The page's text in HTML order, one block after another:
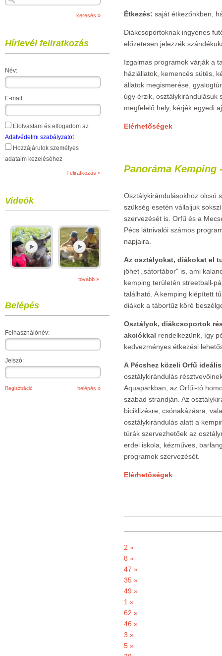
Hírlevél feliratkozás
Név:
E-mail:
Elolvastam és elfogadom az
Adatvédelmi szabályzatot
Hozzájárulok személyes
adataim kezeléséhez
Videók
tovább »
Belépés
Felhasználónév:
Jelszó:
Regisztráció
Étkezés: saját étkezőnkben,
Diákcsoportoknak ingyenes
előzetesen jelezzék
Izgalmas programok várják a
háziállatok, kemencés sütés,
állatok megismerése,
úgy érzik, osztálykirándulásuk
megfelelő hely, kérjék egyedi
Elérhetőségek
Panoráma
Osztálykirándulásokhoz olcsó
szükség esetén vállaljuk
szervezését is. Orfű és a
Pécs látnivalói számos
napjaira.
Az osztályokat, diákokat el
jöhet „sátortábor" is, ami
kemping területén streetball-
található. A kemping kiépített
diákok a tábortűz köré
Osztályok, diákcsoportok
akciókkal rendelkezünk, így
kedvezményes étkezési
A Pécshez közeli Orfű
osztálykirándulás
Aquaparkban, az Orfűi-tó
szabad strandján. Az
biciklizésre, csónakázásra,
osztálykirándulás alatt a
túrák szervezhetőek az
erdei iskola, kézműves,
programok szervezését.
Elérhetőségek
2 »
8 »
47 »
35 »
49 »
1 »
62 »
46 »
3 »
5 »